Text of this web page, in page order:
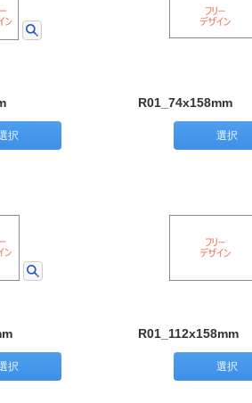
択
R01_74x158mm
選択
択
R01_112x158mm
選択